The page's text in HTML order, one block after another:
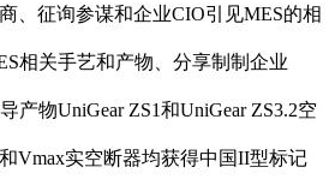
、征询参谋和企业CIO引见MES的相
相关手艺和产物、分享制制企业
产物UniGear ZS1和UniGear ZS3.2空
Vmax实空断器均获得中国II型标记